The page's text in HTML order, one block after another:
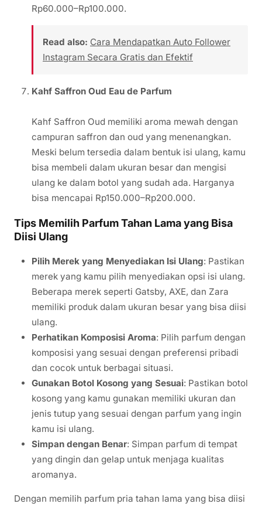
Rp60.000–Rp100.000.
Read also: Cara Mendapatkan Auto Follower
Instagram Secara Gratis dan Efektif
Kahf Saffron Oud Eau de Parfum
Kahf Saffron Oud memiliki aroma mewah dengan
campuran saffron dan oud yang menenangkan.
Meski belum tersedia dalam bentuk isi ulang, kamu
bisa membeli dalam ukuran besar dan mengisi
ulang ke dalam botol yang sudah ada. Harganya
bisa mencapai Rp150.000–Rp200.000.
Tips Memilih Parfum Tahan Lama yang Bisa
Diisi Ulang
Pilih Merek yang Menyediakan Isi Ulang: Pastikan
merek yang kamu pilih menyediakan opsi isi ulang.
Beberapa merek seperti Gatsby, AXE, dan Zara
memiliki produk dalam ukuran besar yang bisa diisi
ulang.
Perhatikan Komposisi Aroma: Pilih parfum dengan
komposisi yang sesuai dengan preferensi pribadi
dan cocok untuk berbagai situasi.
Gunakan Botol Kosong yang Sesuai: Pastikan botol
kosong yang kamu gunakan memiliki ukuran dan
jenis tutup yang sesuai dengan parfum yang ingin
kamu isi ulang.
Simpan dengan Benar: Simpan parfum di tempat
yang dingin dan gelap untuk menjaga kualitas
aromanya.
Dengan memilih parfum pria tahan lama yang bisa diisi